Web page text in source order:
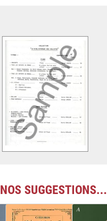
NOS SUGGESTIONS...